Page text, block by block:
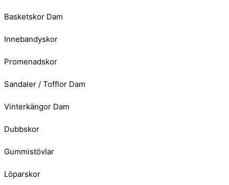
Basketskor Dam
Innebandyskor
Promenadskor
Sandaler / Tofflor Dam
Vinterkängor Dam
Dubbskor
Gummistövlar
Löparskor